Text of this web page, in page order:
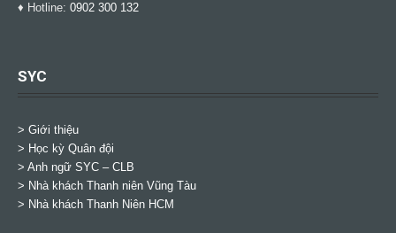
♦ Hotline: 0902 300 132
SYC
> Giới thiệu
> Học kỳ Quân đội
> Anh ngữ SYC – CLB
> Nhà khách Thanh niên Vũng Tàu
> Nhà khách Thanh Niên HCM